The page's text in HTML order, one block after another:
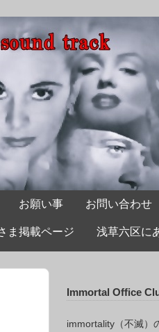
お願い事 お問い合わせ
ま掲載ページ 浅草六区に
Immortal Office
immortality（不滅）